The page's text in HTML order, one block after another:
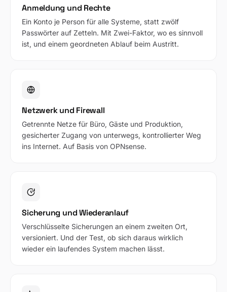
Anmeldung und Rechte
Ein Konto je Person für alle Systeme, statt zwölf
Passwörter auf Zetteln. Mit Zwei-Faktor, wo es sinnvoll
ist, und einem geordneten Ablauf beim Austritt.
Netzwerk und Firewall
Getrennte Netze für Büro, Gäste und Produktion,
gesicherter Zugang von unterwegs, kontrollierter Weg
ins Internet. Auf Basis von OPNsense.
Sicherung und Wiederanlauf
Verschlüsselte Sicherungen an einem zweiten Ort,
versioniert. Und der Test, ob sich daraus wirklich
wieder ein laufendes System machen lässt.